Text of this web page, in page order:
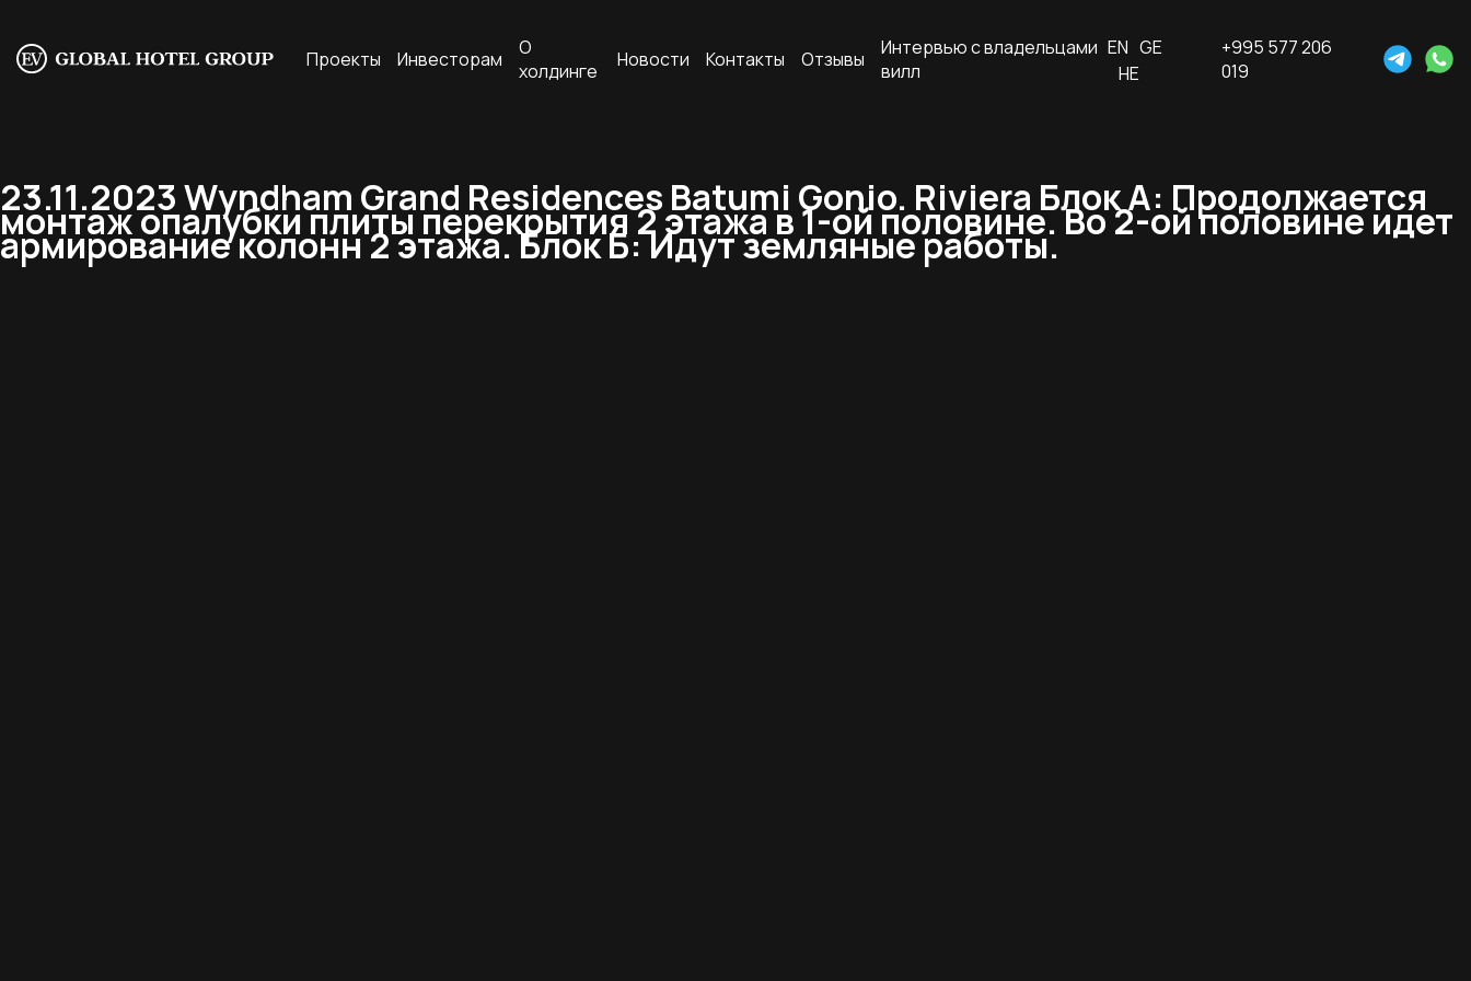
Проекты Инвесторам
О
холдинге
Новости Контакты Отзывы
Интервью с владельцами
вилл
EN GE
HE
+995 577 206
019
23.11.2023 Wyndham Grand Residences Batumi Gonio. Riviera Блок А: Продолжается
монтаж опалубки плиты перекрытия 2 этажа в 1-ой половине. Во 2-ой половине идет
армирование колонн 2 этажа. Блок Б: Идут земляные работы.